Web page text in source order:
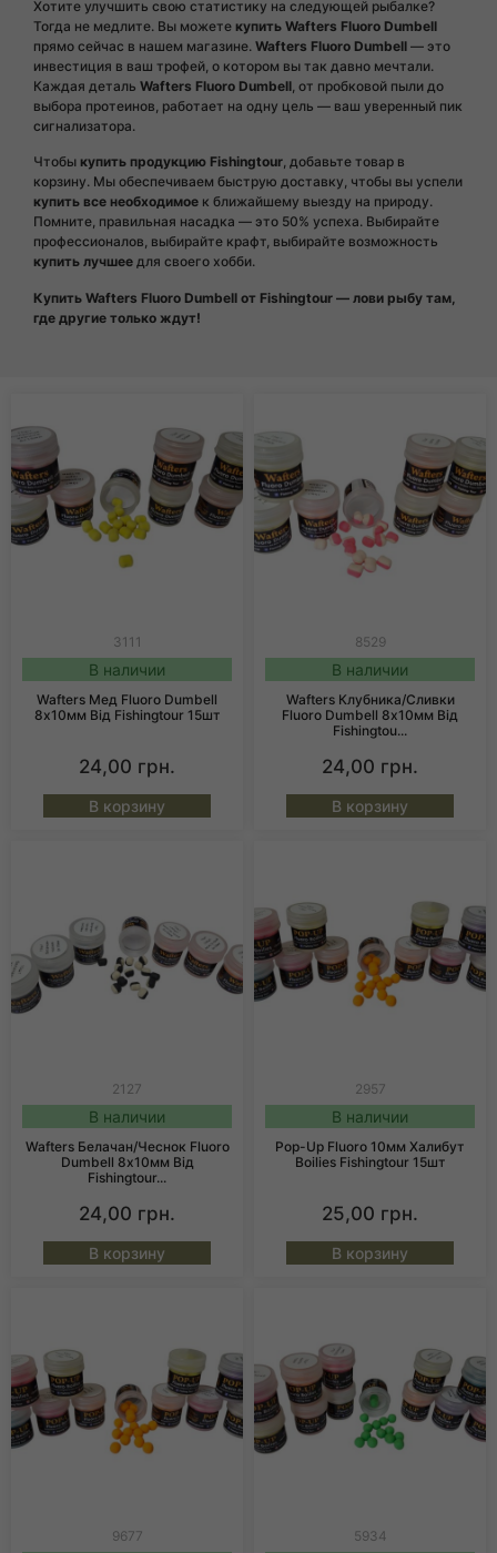
Хотите улучшить свою статистику на следующей рыбалке?
Тогда не медлите. Вы можете купить Wafters Fluoro Dumbell
прямо сейчас в нашем магазине. Wafters Fluoro Dumbell — это
инвестиция в ваш трофей, о котором вы так давно мечтали.
Каждая деталь Wafters Fluoro Dumbell, от пробковой пыли до
выбора протеинов, работает на одну цель — ваш уверенный пик
сигнализатора.
Чтобы купить продукцию Fishingtour, добавьте товар в
корзину. Мы обеспечиваем быструю доставку, чтобы вы успели
купить все необходимое к ближайшему выезду на природу.
Помните, правильная насадка — это 50% успеха. Выбирайте
профессионалов, выбирайте крафт, выбирайте возможность
купить лучшее для своего хобби.
Купить Wafters Fluoro Dumbell от Fishingtour — лови рыбу там,
где другие только ждут!
3111
В наличии
Wafters Мед Fluoro Dumbell
8х10мм Від Fishingtour 15шт
24,00 грн.
В корзину
8529
В наличии
Wafters Клубника/Сливки
Fluoro Dumbell 8х10мм Від
Fishingtou...
24,00 грн.
В корзину
2127
В наличии
Wafters Белачан/Чеснок Fluoro
Dumbell 8х10мм Від
Fishingtour...
24,00 грн.
В корзину
2957
В наличии
Pop-Up Fluoro 10мм Халибут
Boilies Fishingtour 15шт
25,00 грн.
В корзину
9677 5934